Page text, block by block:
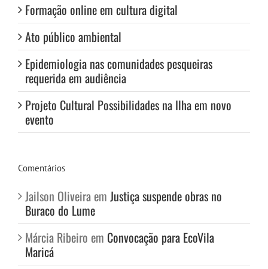
Formação online em cultura digital
Ato público ambiental
Epidemiologia nas comunidades pesqueiras
requerida em audiência
Projeto Cultural Possibilidades na Ilha em novo
evento
Comentários
Jailson Oliveira em Justiça suspende obras no
Buraco do Lume
Márcia Ribeiro em Convocação para EcoVila
Maricá